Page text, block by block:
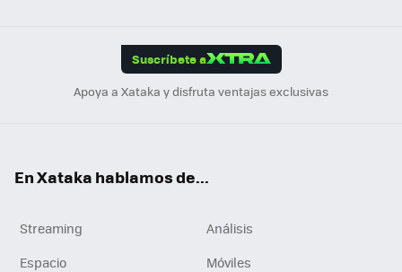
Suscríbete a
Apoya a Xataka y disfruta ventajas exclusivas
En Xataka hablamos de...
Streaming
Análisis
Espacio
Móviles